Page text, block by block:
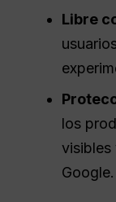
Libre
los
visibles